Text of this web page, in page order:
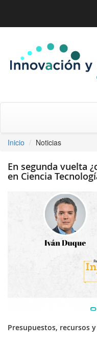
Inicio
Noticias
En segunda vuelta
en Ciencia
Presupuestos, recursos